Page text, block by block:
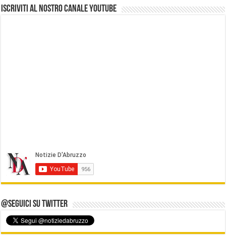
Iscriviti al nostro Canale Youtube
@Seguici su Twitter